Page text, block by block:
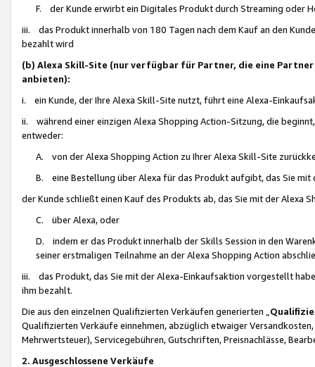
F. der Kunde erwirbt ein Digitales Produkt durch Streaming oder
iii. das Produkt innerhalb von 180 Tagen nach dem Kauf an den
bezahlt wird
(b) Alexa Skill-Site (nur verfügbar für Partner, die eine
anbieten):
i. ein Kunde, der Ihre Alexa Skill-Site nutzt, führt eine Alexa-
ii. während einer einzigen Alexa Shopping Action-Sitzung, die
entweder:
A. von der Alexa Shopping Action zu Ihrer Alexa Skill-Site
B. eine Bestellung über Alexa für das Produkt aufgibt, das Sie mit
der Kunde schließt einen Kauf des Produkts ab, das Sie mit der Alexa
C. über Alexa, oder
D. indem er das Produkt innerhalb der Skills Session in den
seiner erstmaligen Teilnahme an der Alexa Shopping Action
iii. das Produkt, das Sie mit der Alexa-Einkaufsaktion vorgestellt
ihm bezahlt.
Die aus den einzelnen Qualifizierten Verkäufen generierten „
Qualifizierten Verkäufe einnehmen, abzüglich etwaiger
Mehrwertsteuer), Servicegebühren, Gutschriften, Preisnachlässe,
2. Ausgeschlossene Verkäufe